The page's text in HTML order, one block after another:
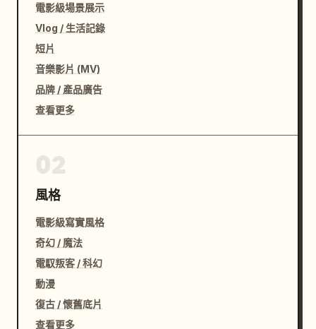
電影級場景展示
Vlog / 生活記錄
短片
音樂影片 (MV)
品牌 / 產品廣告
查看更多
風格
電影級寫實風格
奇幻 / 魔法
電馭叛客 / 科幻
動漫
復古 / 懷舊底片
查看更多